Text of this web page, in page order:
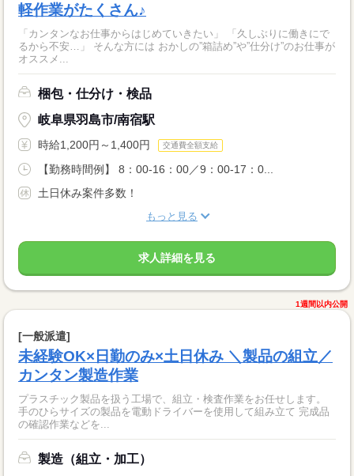
軽作業がたくさん♪
「カンタンなお仕事からはじめていきたい」 「久しぶりに働きにで
るから不安…」 そんな方には おかしの”箱詰め”や”仕分け”のお仕事が
オススメ...
梱包・仕分け・検品
岐阜県羽島市/南宿駅
時給1,200円～1,400円 交通費全額支給
【勤務時間例】 8：00-16：00／9：00-17：0...
土日休み案件多数！
もっと見る
求人詳細を見る
1週間以内公開
[一般派遣]
未経験OK×日勤のみ×土日休み ＼製品の組立／
カンタン製造作業
プラスチック製品を扱う工場で、組立・検査作業をお任せします。
手のひらサイズの製品を電動ドライバーを使用して組み立て 完成品
の確認作業などを...
製造（組立・加工）